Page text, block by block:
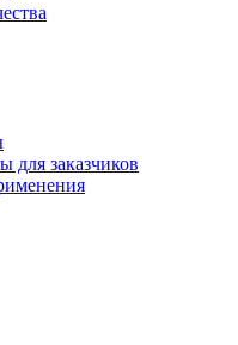
заказчиков